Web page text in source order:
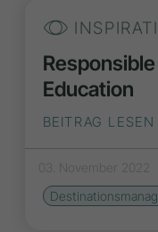
Education
BEITRAG LESEN
03. November 2022